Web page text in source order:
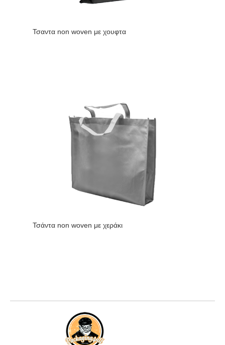
Τσαντα non woven με χουφτα
Τσάντα non woven με χεράκι